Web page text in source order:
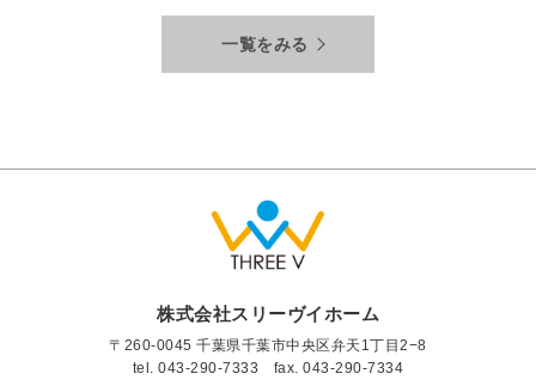
一覧をみる
株式会社スリーヴイホーム
〒260-0045 千葉県千葉市中央区弁天1丁目2−8
tel.043-290-7333 fax. 043-290-7334